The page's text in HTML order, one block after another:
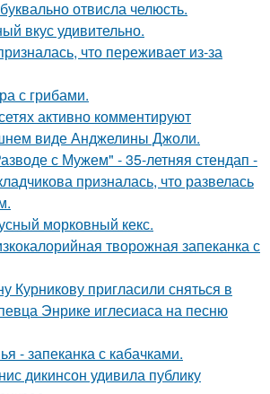
отвисла челюсть.
вкус удивительно.
что переживает из-за
с грибами.
активно комментируют
виде Анджелины Джоли.
с Мужем" - 35-летняя стендап -
призналась, что развелась
морковный кекс.
творожная запеканка с
Курникову пригласили сняться в
Энрике иглесиаса на песню
- запеканка с кабачками.
дикинсон удивила публику